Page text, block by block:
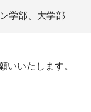
学部、大学部
いいたします。